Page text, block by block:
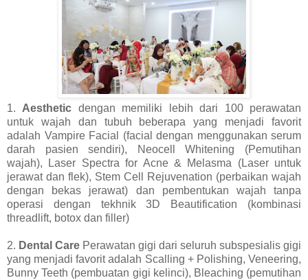
1. Aesthetic dengan memiliki lebih dari 100 perawatan
untuk wajah dan tubuh beberapa yang menjadi favorit
adalah Vampire Facial (facial dengan menggunakan serum
darah pasien sendiri), Neocell Whitening (Pemutihan
wajah), Laser Spectra for Acne & Melasma (Laser untuk
jerawat dan flek), Stem Cell Rejuvenation (perbaikan wajah
dengan bekas jerawat) dan pembentukan wajah tanpa
operasi dengan tekhnik 3D Beautification (kombinasi
threadlift, botox dan filler)
2. Dental Care Perawatan gigi dari seluruh subspesialis gigi
yang menjadi favorit adalah Scalling + Polishing, Veneering,
Bunny Teeth (pembuatan gigi kelinci), Bleaching (pemutihan